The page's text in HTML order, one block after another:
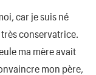
car je suis né
conservatrice.
ma mère avait
mon père,